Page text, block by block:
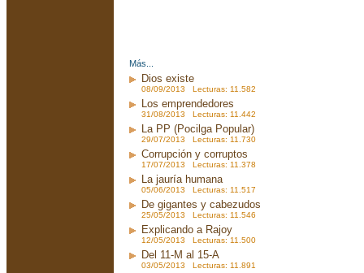
Más...
Dios existe
08/09/2013 Lecturas: 11.582
Los emprendedores
31/08/2013 Lecturas: 11.442
La PP (Pocilga Popular)
29/07/2013 Lecturas: 11.730
Corrupción y corruptos
17/07/2013 Lecturas: 11.378
La jauría humana
05/06/2013 Lecturas: 11.517
De gigantes y cabezudos
25/05/2013 Lecturas: 11.546
Explicando a Rajoy
12/05/2013 Lecturas: 11.500
Del 11-M al 15-A
03/05/2013 Lecturas: 11.891